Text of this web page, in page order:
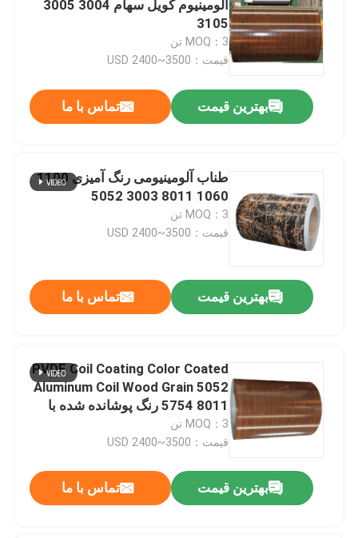
سقف و پوشش فلزی
ورق فولادی راه راه
کاشی سقف پوشش داده شده با سنگ
آلومینیوم کویل سهام 3004 3005
3105
MOQ：3 تن
قیمت：USD 2400~3500
بهترین قیمت تماس با ما
طناب آلومینیومی رنگ آمیزی 1100
1060 8011 3003 5052
MOQ：3 تن
قیمت：USD 2400~3500
بهترین قیمت تماس با ما
PVDF Coil Coating Color Coated
Aluminum Coil Wood Grain 5052
5754 8011 رنگ پوشانده شده با
رنگ پوشانده شده با رنگ پوشانده
شده
MOQ：3 تن
قیمت：USD 2400~3500
بهترین قیمت تماس با ما